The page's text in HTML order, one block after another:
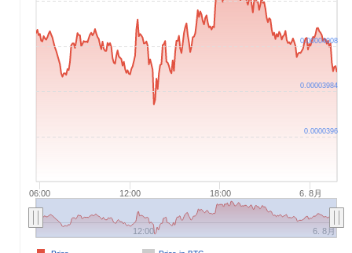
06:00 12:00 18:00 6. 8月
12:00 6. 8月
0.0000396
0.00003984
0.00004008